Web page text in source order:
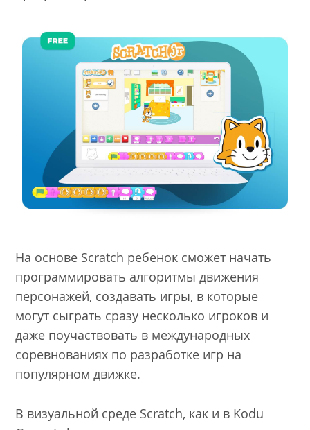
На основе Scratch ребенок сможет начать
программировать алгоритмы движения
персонажей, создавать игры, в которые
могут сыграть сразу несколько игроков и
даже поучаствовать в международных
соревнованиях по разработке игр на
популярном движке.
В визуальной среде Scratch, как и в Kodu